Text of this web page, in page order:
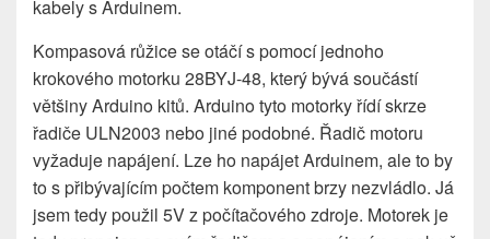
kabely s Arduinem.
Kompasová růžice se otáčí s pomocí jednoho
krokového motorku 28BYJ-48, který bývá součástí
většiny Arduino kitů. Arduino tyto motorky řídí skrze
řadiče ULN2003 nebo jiné podobné. Řadič motoru
vyžaduje napájení. Lze ho napájet Arduinem, ale to by
to s přibývajícím počtem komponent brzy nezvládlo. Já
jsem tedy použil 5V z počítačového zdroje. Motorek je